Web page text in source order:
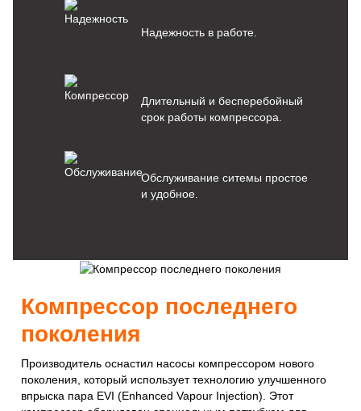
Надежность в работе.
Длительный и бесперебойный
срок работы компрессора.
Обслуживание ситемы простое
и удобное.
Компрессор последнего
поколения
Производитель оснастил насосы компрессором нового
поколения, который использует технологию улучшенного
впрыска пара EVI (Enhanced Vapour Injection). Этот